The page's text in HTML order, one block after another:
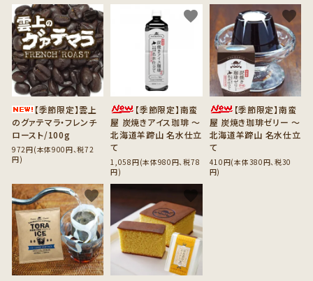
【季節限定】雲上
のグァテマラ・フレンチ
ロースト/100g
972円(本体900円、税72
円)
favorite
【季節限定】南蛮
屋 炭焼きアイス珈琲 ～
北海道羊蹄山 名水仕立
て
1,058円(本体980円、税78
円)
favorite
【季節限定】南蛮
屋 炭焼き珈琲ゼリー ～
北海道羊蹄山 名水仕立
て
410円(本体380円、税30
円)
favorite
favorite favorite